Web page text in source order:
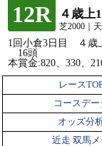
12R ４歳上
芝2000｜
1回小倉3日目 ４歳
16頭
本賞金:820、330、
レース
コースデー
オッズ分
近走 双馬メ